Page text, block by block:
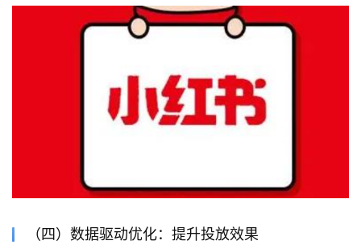
（四）数据驱动优化：提升投放效果